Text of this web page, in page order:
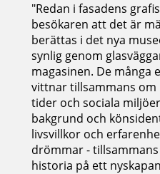
"Redan i fasadens
besökaren att det är
berättas i det nya
synlig genom
magasinen. De många
vittnar tillsammans
tider och sociala
bakgrund och
livsvillkor och
drömmar -
historia på ett